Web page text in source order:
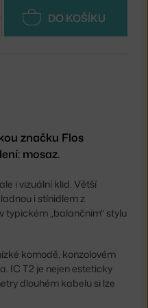
DO KOŠÍKU
značku Flos
mosaz.
i vizuální klid. Větší
i stínidlem z
typickém „balančním“ stylu
komodě, konzolovém
IC T2 je nejen esteticky
dlouhém kabelu si lze